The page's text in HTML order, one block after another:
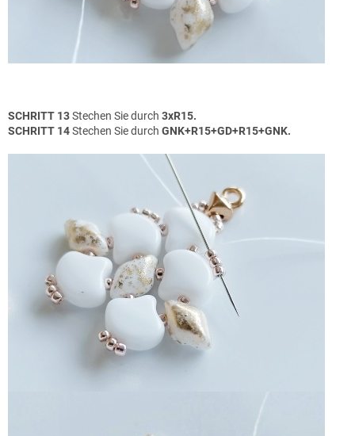
SCHRITT 13Stechen Sie durch 3xR15.
SCHRITT 14Stechen Sie durch GNK+R15+GD+R15+GNK.